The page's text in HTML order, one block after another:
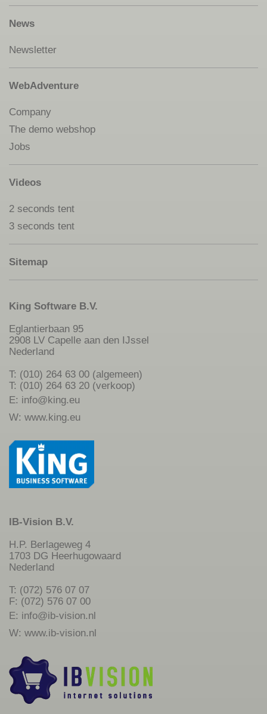
News
Newsletter
WebAdventure
Company
The demo webshop
Jobs
Videos
2 seconds tent
3 seconds tent
Sitemap
King Software B.V.
Eglantierbaan 95
2908 LV Capelle aan den IJssel
Nederland
T: (010) 264 63 00 (algemeen)
T: (010) 264 63 20 (verkoop)
E: info@king.eu
W: www.king.eu
IB-Vision B.V.
H.P. Berlageweg 4
1703 DG Heerhugowaard
Nederland
T: (072) 576 07 07
F: (072) 576 07 00
E: info@ib-vision.nl
W: www.ib-vision.nl